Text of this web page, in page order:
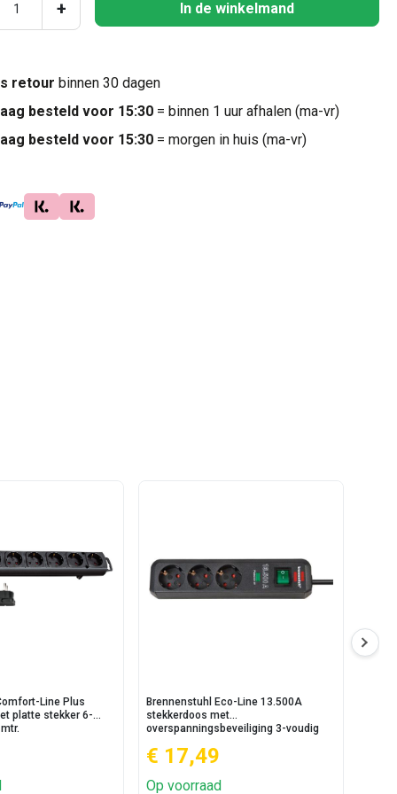
+ In de winkelmand
retour binnen 30 dagen
besteld voor 15:30= binnen 1 uur afhalen (ma-vr)
besteld voor 15:30= morgen in huis (ma-vr)
Line Plus
platte stekker 6-
Brennenstuhl Eco-Line 13.500A
stekkerdoos met
overspanningsbeveiliging 3-voudig
€ 17,49
Op voorraad